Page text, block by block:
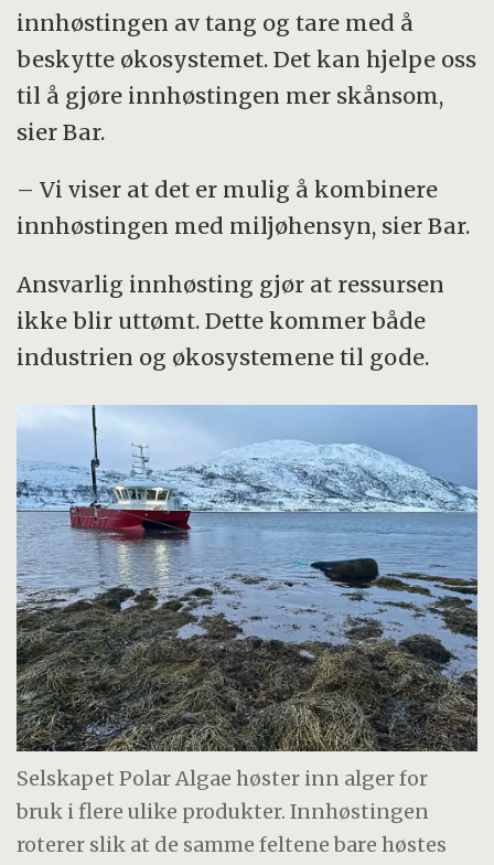
innhøstingen av tang og tare med å
beskytte økosystemet. Det kan hjelpe oss
til å gjøre innhøstingen mer skånsom,
sier Bar.
– Vi viser at det er mulig å kombinere
innhøstingen med miljøhensyn, sier Bar.
Ansvarlig innhøsting gjør at ressursen
ikke blir uttømt. Dette kommer både
industrien og økosystemene til gode.
Selskapet Polar Algae høster inn alger for
bruk i flere ulike produkter. Innhøstingen
roterer slik at de samme feltene bare høstes